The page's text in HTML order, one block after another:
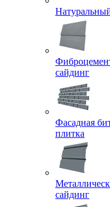
сайдинг
Фасадная
плитка
сайдинг